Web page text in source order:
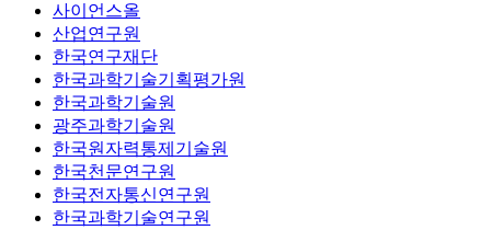
사이언스올
산업연구원
한국연구재단
한국과학기술기획평가원
한국과학기술원
광주과학기술원
한국원자력통제기술원
한국천문연구원
한국전자통신연구원
한국과학기술연구원